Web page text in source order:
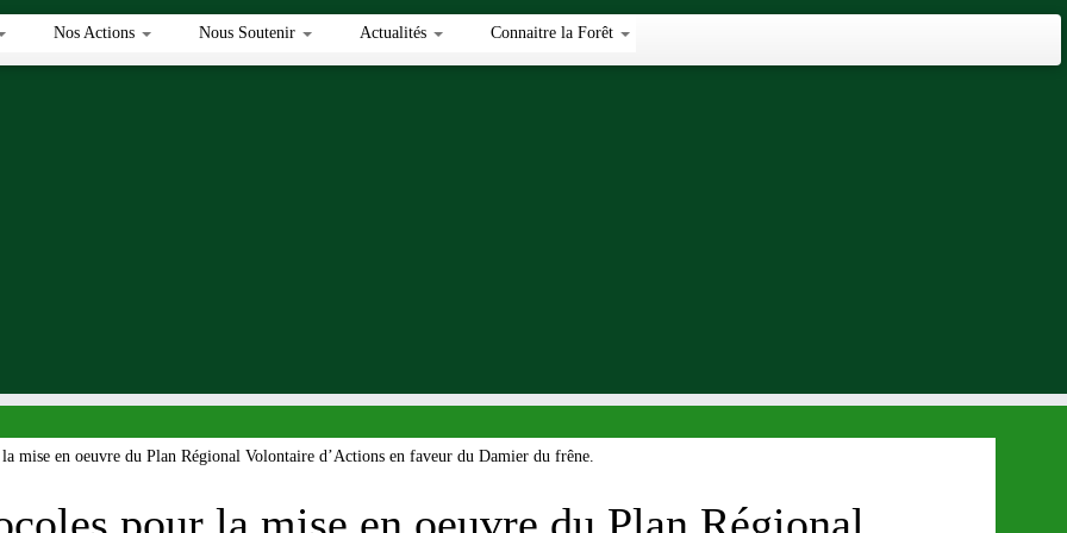
Nos Actions Nous Soutenir Actualités Connaitre la Forêt
mise en oeuvre du Plan Régional Volontaire d’Actions en faveur du Damier du frêne.